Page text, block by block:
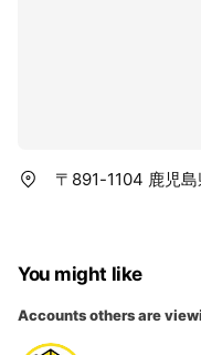
〒891-1104 鹿児
You might like
Accounts others are